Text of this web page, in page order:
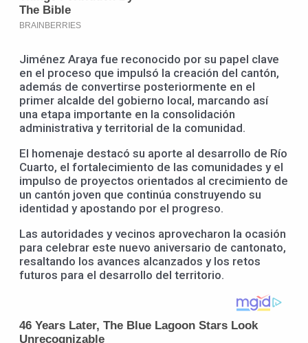
Jiménez Araya fue reconocido por su papel clave
en el proceso que impulsó la creación del cantón,
además de convertirse posteriormente en el
primer alcalde del gobierno local, marcando así
una etapa importante en la consolidación
administrativa y territorial de la comunidad.
El homenaje destacó su aporte al desarrollo de Río
Cuarto, el fortalecimiento de las comunidades y el
impulso de proyectos orientados al crecimiento de
un cantón joven que continúa construyendo su
identidad y apostando por el progreso.
Las autoridades y vecinos aprovecharon la ocasión
para celebrar este nuevo aniversario de cantonato,
resaltando los avances alcanzados y los retos
futuros para el desarrollo del territorio.